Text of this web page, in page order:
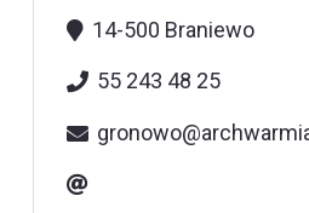
14-500 Braniewo
55 243 48 25